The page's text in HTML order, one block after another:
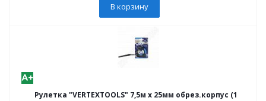
В корзину
Рулетка "VERTEXTOOLS" 7,5м х 25мм обрез.корпус (1